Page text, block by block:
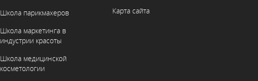
Школа парикмахеров
Школа маркетинга в
индустрии красоты
Школа медицинской
косметологии
Карта сайта